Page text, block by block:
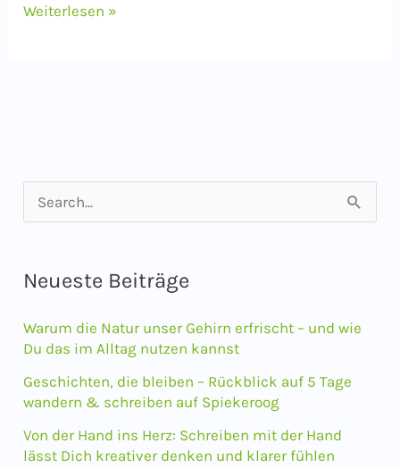
Wandern
Frühling!
Weiterlesen »
u
h
n
n
a
c
Neueste Beiträge
Warum die Natur unser Gehirn erfrischt – und wie
Du das im Alltag nutzen kannst
Geschichten, die bleiben – Rückblick auf 5 Tage
wandern & schreiben auf Spiekeroog
Von der Hand ins Herz: Schreiben mit der Hand
lässt Dich kreativer denken und klarer fühlen